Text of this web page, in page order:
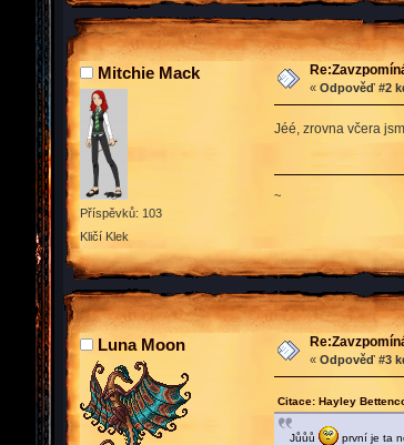
Mitchie Mack
Příspěvků: 103
Kličí Klek
« Odpověď #2
Jéé, zrovna včera
~
Luna Moon
« Odpověď #3
Citace: Hayley
Jůůů první je ta